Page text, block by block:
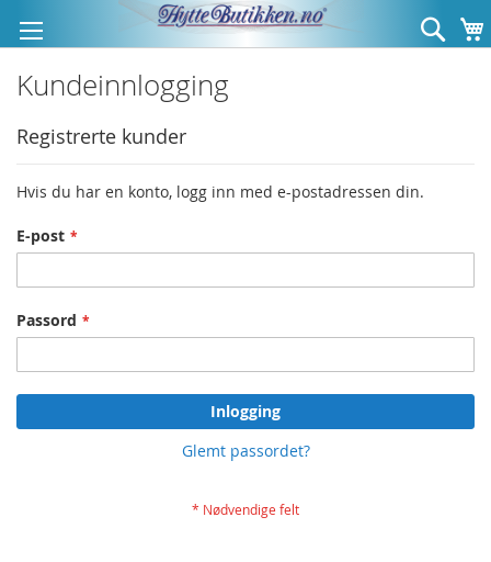
til
innhold
Søk
Kundeinnlogging
Registrerte kunder
Hvis du har en konto, logg inn med e-postadressen din.
E-post
Passord
Inlogging
Glemt passordet?